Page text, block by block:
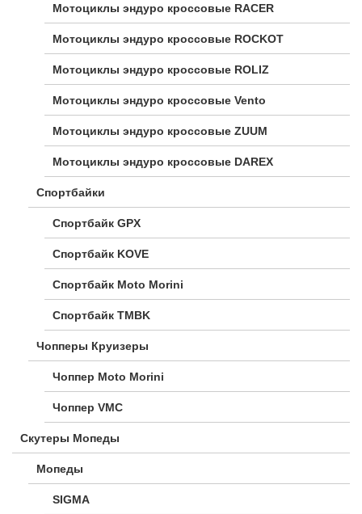
Мотоциклы эндуро кроссовые RACER
Мотоциклы эндуро кроссовые ROCKOT
Мотоциклы эндуро кроссовые ROLIZ
Мотоциклы эндуро кроссовые Vento
Мотоциклы эндуро кроссовые ZUUM
Мотоциклы эндуро кроссовые DAREX
Спортбайки
Спортбайк GPX
Спортбайк KOVE
Спортбайк Moto Morini
Спортбайк TMBK
Чопперы Круизеры
Чоппер Moto Morini
Чоппер VMC
Скутеры Мопеды
Мопеды
SIGMA